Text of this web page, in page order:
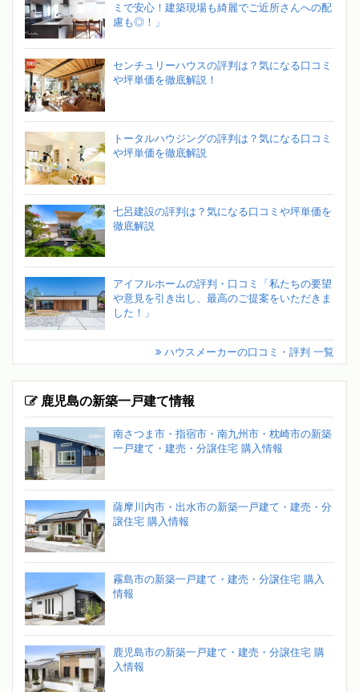
ミで安心！建築現場も綺麗でご近所さんへの配
慮も◎！」
センチュリーハウスの評判は？気になる口コミ
や坪単価を徹底解説！
トータルハウジングの評判は？気になる口コミ
や坪単価を徹底解説
七呂建設の評判は？気になる口コミや坪単価を
徹底解説
アイフルホームの評判・口コミ「私たちの要望
や意見を引き出し、最高のご提案をいただきま
した！」
ハウスメーカーの口コミ・評判 一覧
鹿児島の新築一戸建て情報
南さつま市・指宿市・南九州市・枕崎市の新築
一戸建て・建売・分譲住宅 購入情報
薩摩川内市・出水市の新築一戸建て・建売・分
譲住宅 購入情報
霧島市の新築一戸建て・建売・分譲住宅 購入
情報
鹿児島市の新築一戸建て・建売・分譲住宅 購
入情報